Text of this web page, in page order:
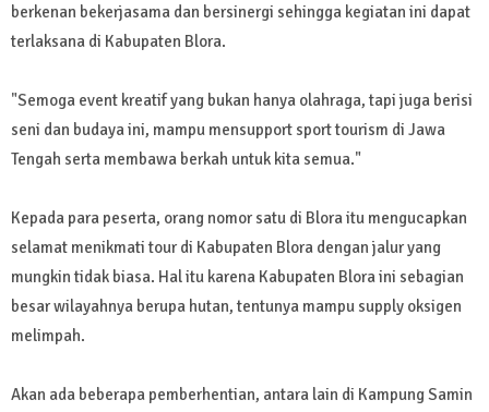
berkenan bekerjasama dan bersinergi sehingga kegiatan ini dapat
terlaksana di Kabupaten Blora.
"Semoga event kreatif yang bukan hanya olahraga, tapi juga berisi
seni dan budaya ini, mampu mensupport sport tourism di Jawa
Tengah serta membawa berkah untuk kita semua."
Kepada para peserta, orang nomor satu di Blora itu mengucapkan
selamat menikmati tour di Kabupaten Blora dengan jalur yang
mungkin tidak biasa. Hal itu karena Kabupaten Blora ini sebagian
besar wilayahnya berupa hutan, tentunya mampu supply oksigen
melimpah.
Akan ada beberapa pemberhentian, antara lain di Kampung Samin